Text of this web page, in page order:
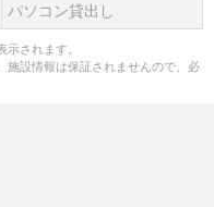
パソコン貸出し
されます。
施設情報は保証されませんので、必